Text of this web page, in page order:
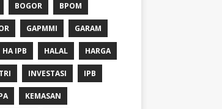
BOGOR BPOM
GAPMMI GARAM
HA IPB HALAL HARGA
INVESTASI IPB
KEMASAN